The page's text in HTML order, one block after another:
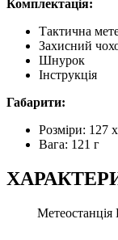
Комплектація:
Тактична
Захисний
Шнурок
Інструкція
Габарити:
Розміри: 127
Вага: 121 г
Метеостанція